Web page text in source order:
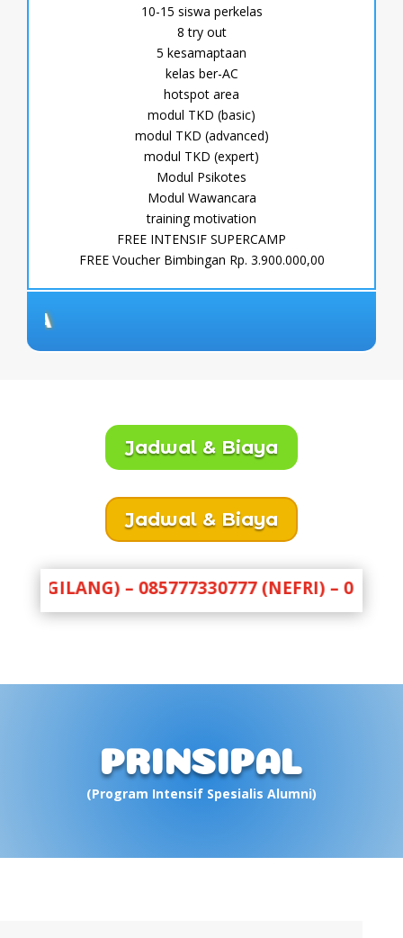
10-15 siswa perkelas
8 try out
5 kesamaptaan
kelas ber-AC
hotspot area
modul TKD (basic)
modul TKD (advanced)
modul TKD (expert)
Modul Psikotes
Modul Wawancara
training motivation
FREE INTENSIF SUPERCAMP
FREE Voucher Bimbingan Rp. 3.900.000,00
Jadwal & Biaya
Jadwal & Biaya
– 085777330777 (NEFRI) – 081333777338
PRINSIPAL
(Program Intensif Spesialis Alumni)